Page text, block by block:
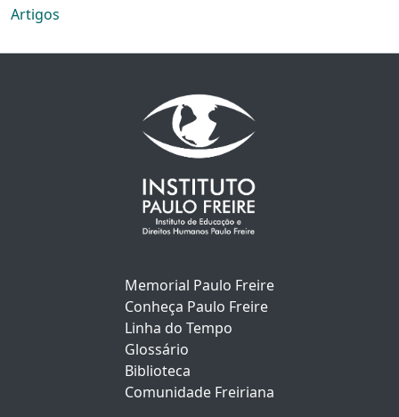
Artigos
Memorial Paulo Freire
Conheça Paulo Freire
Linha do Tempo
Glossário
Biblioteca
Comunidade Freiriana